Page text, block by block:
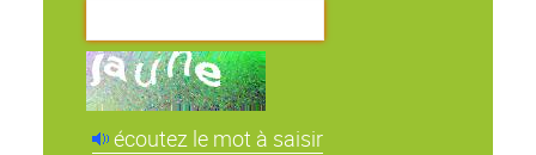
écoutez le mot à saisir